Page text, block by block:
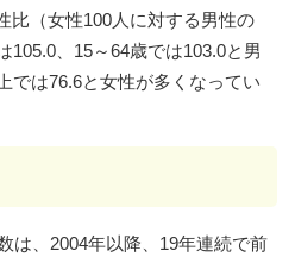
比（女性100人に対する男性の
105.0、15～64歳では103.0と男
では76.6と女性が多くなってい
は、2004年以降、19年連続で前